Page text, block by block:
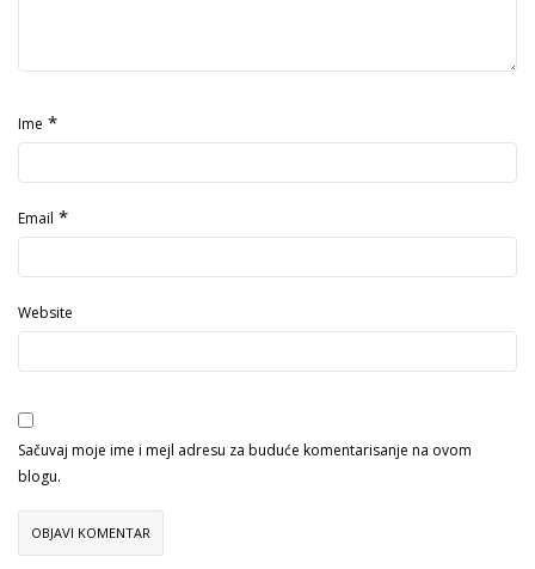
Ime *
Email *
Website
Sačuvaj moje ime i mejl adresu za buduće komentarisanje na ovom
blogu.